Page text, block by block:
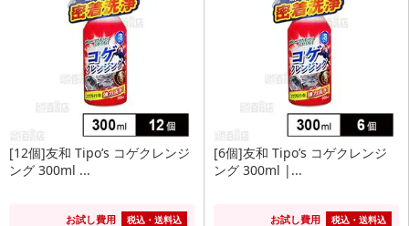
[12個]友和 Tipo’s コゲクレンジ
ング 300ml ...
お試し費用 税込・送料込
[6個]友和 Tipo’s コゲクレンジ
ング 300ml |...
お試し費用 税込・送料込